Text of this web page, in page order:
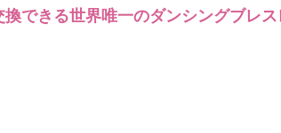
できる世界唯一のダンシングブレ